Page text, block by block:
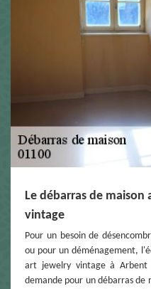
Le débarras de
vintage
Pour un besoin de
ou pour un déménagement,
art jewelry vintage à Arbent
demande pour un débarras de